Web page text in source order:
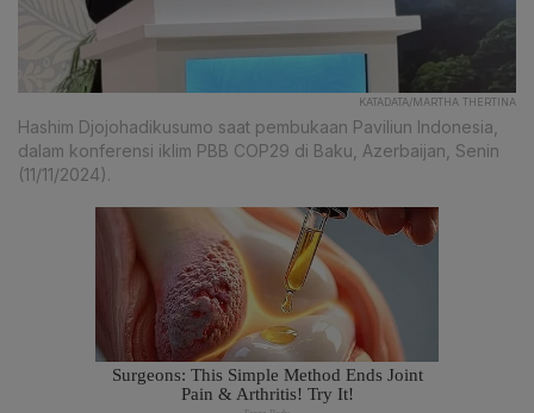
KATADATA/MARTHA THERTINA
Hashim Djojohadikusumo saat pembukaan Paviliun Indonesia,
dalam konferensi iklim PBB COP29 di Baku, Azerbaijan, Senin
(11/11/2024).